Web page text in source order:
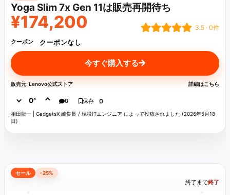
Yoga Slim 7x Gen 11は販売再開待ち
¥174,200 3.5 · 0件
クーポン クーポンなし
今すぐ購入する
販売元: Lenovo公式ストア 詳細はこちら
0° 0 保存 0
相田龍一 | GadgetsX 編集長 / 現役ITエンジニア によって投稿されました (2026年5月18
日)
セール -25%
終了まで終了